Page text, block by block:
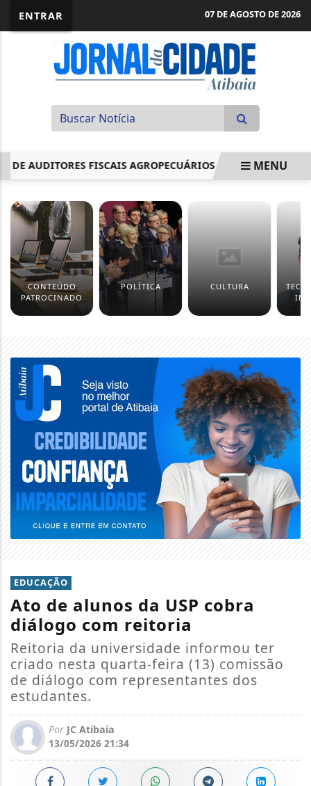
ENTRAR 07 DE AGOSTO DE 2026
FISCAIS AGROPECUÁRIOS E AUTORIZA PORTE
MENU
CONTEÚDO
PATROCINADO
POLÍTICA CULTURA
EDUCAÇÃO
Ato de alunos da USP cobra
diálogo com reitoria
Reitoria da universidade informou ter
criado nesta quarta-feira (13) comissão
de diálogo com representantes dos
estudantes.
Por JC Atibaia
13/05/2026 21:34